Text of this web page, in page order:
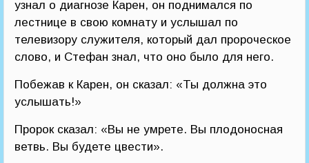
узнал о диагнозе Карен, он поднимался по
лестнице в свою комнату и услышал по
телевизору служителя, который дал пророческое
слово, и Стефан знал, что оно было для него.
Побежав к Карен, он сказал: «Ты должна это
услышать!»
Пророк сказал: «Вы не умрете. Вы плодоносная
ветвь. Вы будете цвести».